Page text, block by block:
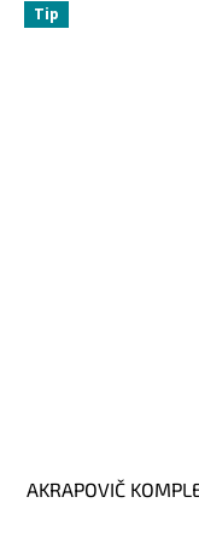
Tip
AKRAPOVIČ